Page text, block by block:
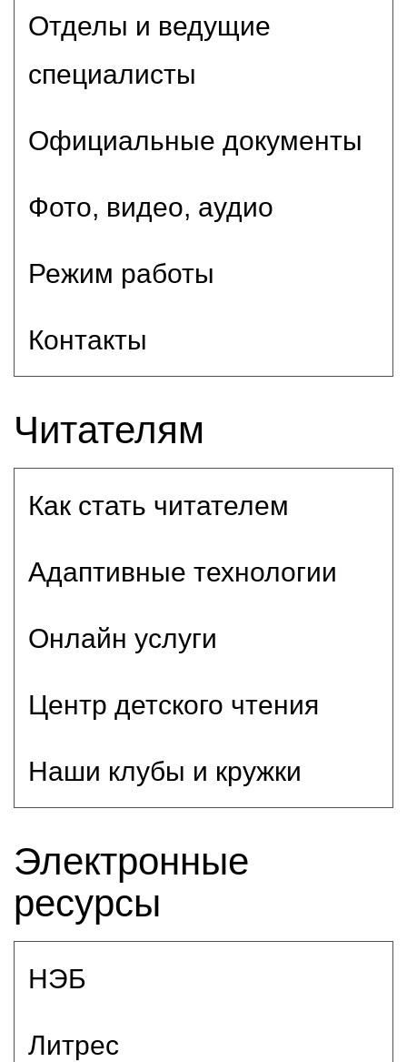
Отделы и ведущие
специалисты
Официальные документы
Фото, видео, аудио
Режим работы
Контакты
Читателям
Как стать читателем
Адаптивные технологии
Онлайн услуги
Центр детского чтения
Наши клубы и кружки
Электронные
ресурсы
НЭБ
Литрес